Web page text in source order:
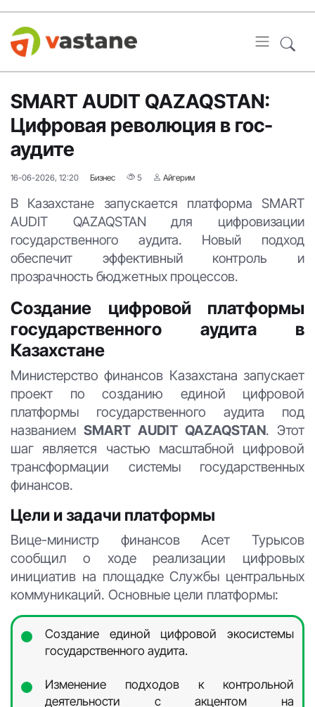
SMART AUDIT QAZAQSTAN:
Цифровая революция в гос-
аудите
16-06-2026, 12:20 Бизнес 5 Айгерим
В Казахстане запускается платформа SMART
AUDIT QAZAQSTAN для цифровизации
государственного аудита. Новый подход
обеспечит эффективный контроль и
прозрачность бюджетных процессов.
Создание цифровой платформы
государственного аудита в
Казахстане
Министерство финансов Казахстана запускает
проект по созданию единой цифровой
платформы государственного аудита под
названием SMART AUDIT QAZAQSTAN. Этот
шаг является частью масштабной цифровой
трансформации системы государственных
финансов.
Цели и задачи платформы
Вице-министр финансов Асет Турысов
сообщил о ходе реализации цифровых
инициатив на площадке Службы центральных
коммуникаций. Основные цели платформы:
Создание единой цифровой экосистемы
государственного аудита.
Изменение подходов к контрольной
деятельности с акцентом на